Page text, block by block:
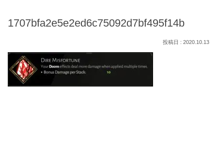
1707bfa2e5e2ed6c75092d7bf495f14b
2020.10.13